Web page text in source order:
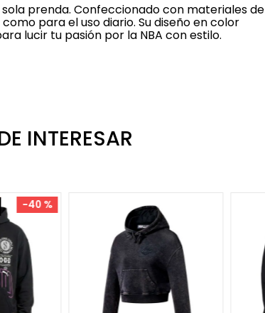
prenda. Confeccionado con materiales de
para el uso diario. Su diseño en color
lucir tu pasión por la NBA con estilo.
INTERESAR
-40 %